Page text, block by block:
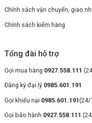
nước sạch và bẩn có dung
và 700ml, cho quá trình làm
tru mà không bị gián đoạn.
bị hết pin giữa chừng và hạn
Thiết kế gập
các khu vực gầm
Máy lau nhà Tineco S6
Chính sách vận chuyển, giao
Chính sách kiểm hàng
Tổng đài hỗ trợ
Gọi mua hàng 0927.558.111
Đăng ký đại lý 0985.601.191
Gọi khiếu nại 0985.601.191(24/
Gọi bảo hành 0927.558.111